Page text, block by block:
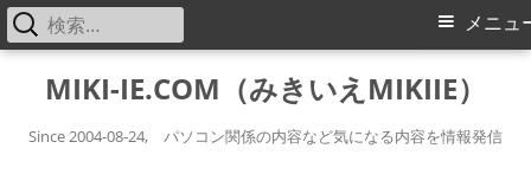
MIKI-IE.COM（みきいえMIKIIE）
Since 2004-08-24, パソコン関係の内容など気になる内容を情報発信
メ
メニュ
検
索: